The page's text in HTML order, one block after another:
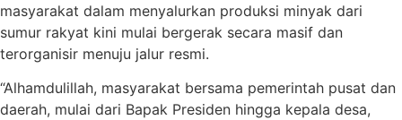
masyarakat dalam menyalurkan produksi minyak dari
sumur rakyat kini mulai bergerak secara masif dan
terorganisir menuju jalur resmi.
“Alhamdulillah, masyarakat bersama pemerintah pusat dan
daerah, mulai dari Bapak Presiden hingga kepala desa,